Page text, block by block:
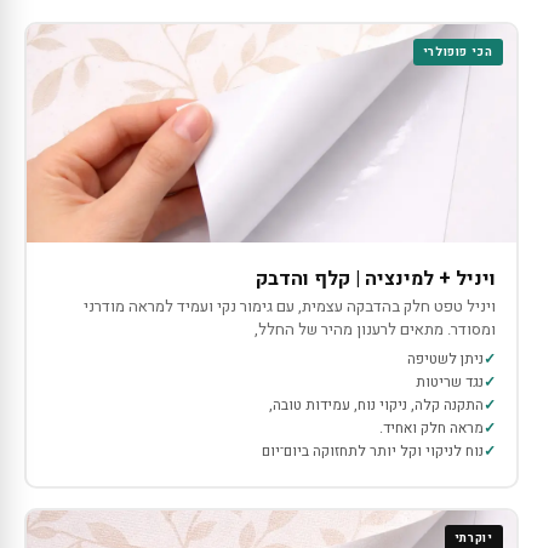
הכי פופולרי
ויניל + למינציה | קלף והדבק
ויניל טפט חלק בהדבקה עצמית, עם גימור נקי ועמיד למראה מודרני
ומסודר. מתאים לרענון מהיר של החלל,
ניתן לשטיפה
נגד שריטות
התקנה קלה, ניקוי נוח, עמידות טובה,
מראה חלק ואחיד.
נוח לניקוי וקל יותר לתחזוקה ביום־יום
יוקרתי